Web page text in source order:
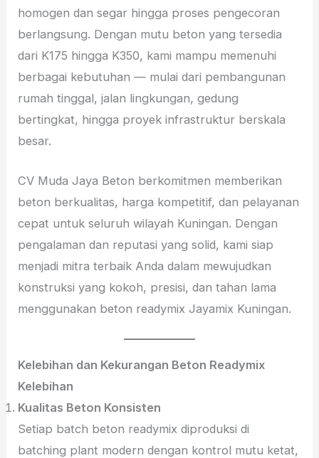
homogen dan segar hingga proses pengecoran
berlangsung. Dengan mutu beton yang tersedia
dari K175 hingga K350, kami mampu memenuhi
berbagai kebutuhan — mulai dari pembangunan
rumah tinggal, jalan lingkungan, gedung
bertingkat, hingga proyek infrastruktur berskala
besar.
CV Muda Jaya Beton berkomitmen memberikan
beton berkualitas, harga kompetitif, dan pelayanan
cepat untuk seluruh wilayah Kuningan. Dengan
pengalaman dan reputasi yang solid, kami siap
menjadi mitra terbaik Anda dalam mewujudkan
konstruksi yang kokoh, presisi, dan tahan lama
menggunakan beton readymix Jayamix Kuningan.
Kelebihan dan Kekurangan Beton Readymix
Kelebihan
Kualitas Beton Konsisten
Setiap batch beton readymix diproduksi di
batching plant modern dengan kontrol mutu ketat,